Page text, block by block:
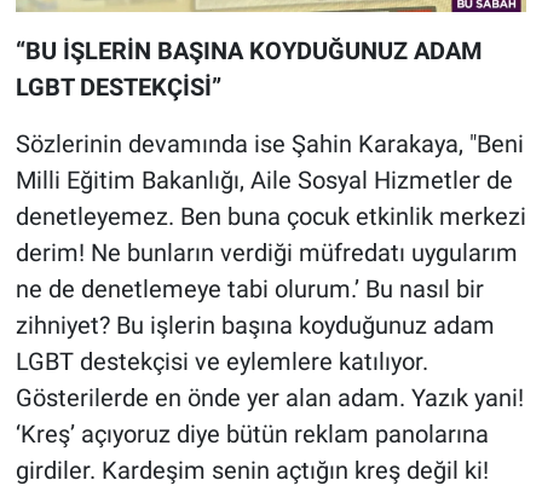
“BU İŞLERİN BAŞINA KOYDUĞUNUZ ADAM
LGBT DESTEKÇİSİ”
Sözlerinin devamında ise Şahin Karakaya, "Beni
Milli Eğitim Bakanlığı, Aile Sosyal Hizmetler de
denetleyemez. Ben buna çocuk etkinlik merkezi
derim! Ne bunların verdiği müfredatı uygularım
ne de denetlemeye tabi olurum.’ Bu nasıl bir
zihniyet? Bu işlerin başına koyduğunuz adam
LGBT destekçisi ve eylemlere katılıyor.
Gösterilerde en önde yer alan adam. Yazık yani!
‘Kreş’ açıyoruz diye bütün reklam panolarına
girdiler. Kardeşim senin açtığın kreş değil ki!